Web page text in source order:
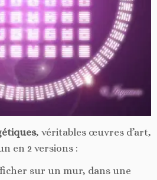
, véritables œuvres d’art,
en 2 versions :
sur un mur, dans une